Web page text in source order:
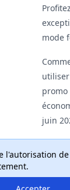
l'autorisation
mode
promo
juin